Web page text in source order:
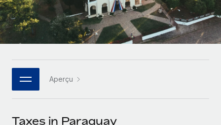
Intégration Remote
Intégrez vos RH aux flux de travail en toute simplicité
Plateforme
Connecter
Nouveau
Connectez n'importe quel outil d’IA à Remote grâce à
notre MCP
Intégrations
Entreprises intermédiaires
Développez vos équipes avec des solutions RH sur
mesure
Entreprise
Les RH à l’international pour les grandes entreprises
Partenaires stratégiques de la tech
Recherche et guides
Études de cas
Checklists et modèles
Descriptions de postes
Italiano
Português (Portugal)
日本語
한국어
Aperçu
Taxes in Paraguay